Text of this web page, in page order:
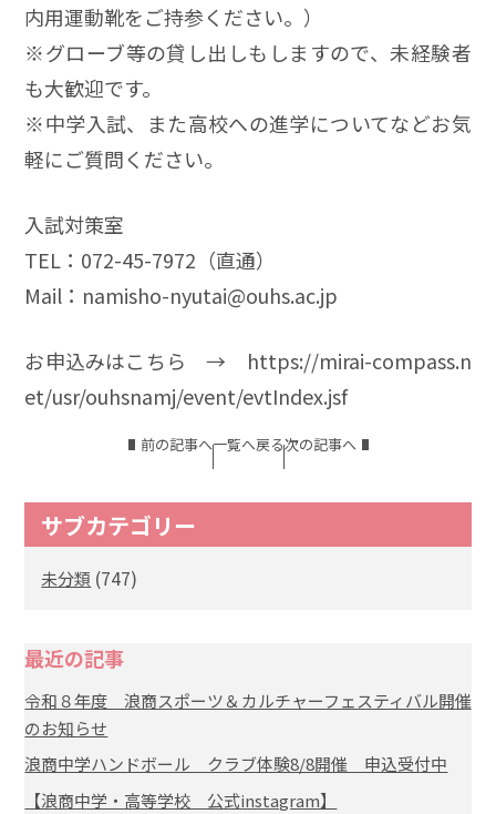
内用運動靴をご持参ください。）
※グローブ等の貸し出しもしますので、未経験者
も大歓迎です。
※中学入試、また高校への進学についてなどお気
軽にご質問ください。
入試対策室
TEL：072-45-7972（直通）
Mail：namisho-nyutai@ouhs.ac.jp
お申込みはこちら → https://mirai-compass.n
et/usr/ouhsnamj/event/evtIndex.jsf
前の記事へ一覧へ戻る次の記事へ
サブカテゴリー
未分類 (747)
最近の記事
令和８年度 浪商スポーツ＆カルチャーフェスティバル開催
のお知らせ
浪商中学ハンドボール クラブ体験8/8開催 申込受付中
【浪商中学・高等学校 公式instagram】